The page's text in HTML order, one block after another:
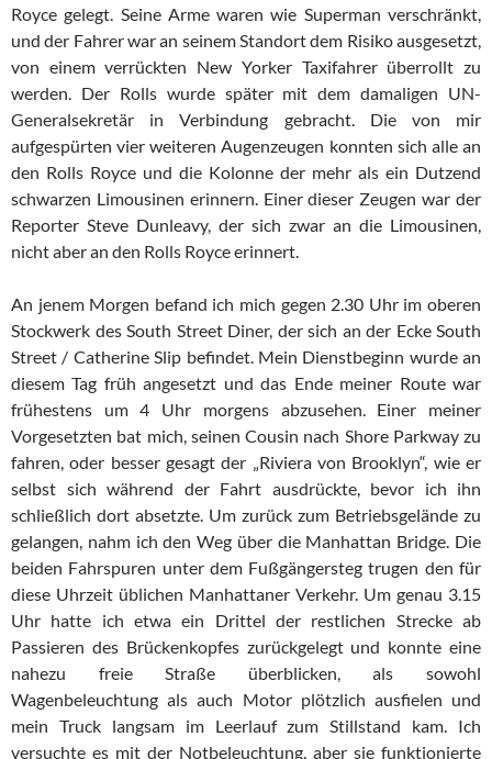
Royce gelegt. Seine Arme waren wie Superman verschränkt,
und der Fahrer war an seinem Standort dem Risiko ausgesetzt,
von einem verrückten New Yorker Taxifahrer überrollt zu
werden. Der Rolls wurde später mit dem damaligen UN-
Generalsekretär in Verbindung gebracht. Die von mir
aufgespürten vier weiteren Augenzeugen konnten sich alle an
den Rolls Royce und die Kolonne der mehr als ein Dutzend
schwarzen Limousinen erinnern. Einer dieser Zeugen war der
Reporter Steve Dunleavy, der sich zwar an die Limousinen,
nicht aber an den Rolls Royce erinnert.
An jenem Morgen befand ich mich gegen 2.30 Uhr im oberen
Stockwerk des South Street Diner, der sich an der Ecke South
Street / Catherine Slip befindet. Mein Dienstbeginn wurde an
diesem Tag früh angesetzt und das Ende meiner Route war
frühestens um 4 Uhr morgens abzusehen. Einer meiner
Vorgesetzten bat mich, seinen Cousin nach Shore Parkway zu
fahren, oder besser gesagt der „Riviera von Brooklyn“, wie er
selbst sich während der Fahrt ausdrückte, bevor ich ihn
schließlich dort absetzte. Um zurück zum Betriebsgelände zu
gelangen, nahm ich den Weg über die Manhattan Bridge. Die
beiden Fahrspuren unter dem Fußgängersteg trugen den für
diese Uhrzeit üblichen Manhattaner Verkehr. Um genau 3.15
Uhr hatte ich etwa ein Drittel der restlichen Strecke ab
Passieren des Brückenkopfes zurückgelegt und konnte eine
nahezu freie Straße überblicken, als sowohl
Wagenbeleuchtung als auch Motor plötzlich ausfielen und
mein Truck langsam im Leerlauf zum Stillstand kam. Ich
versuchte es mit der Notbeleuchtung, aber sie funktionierte